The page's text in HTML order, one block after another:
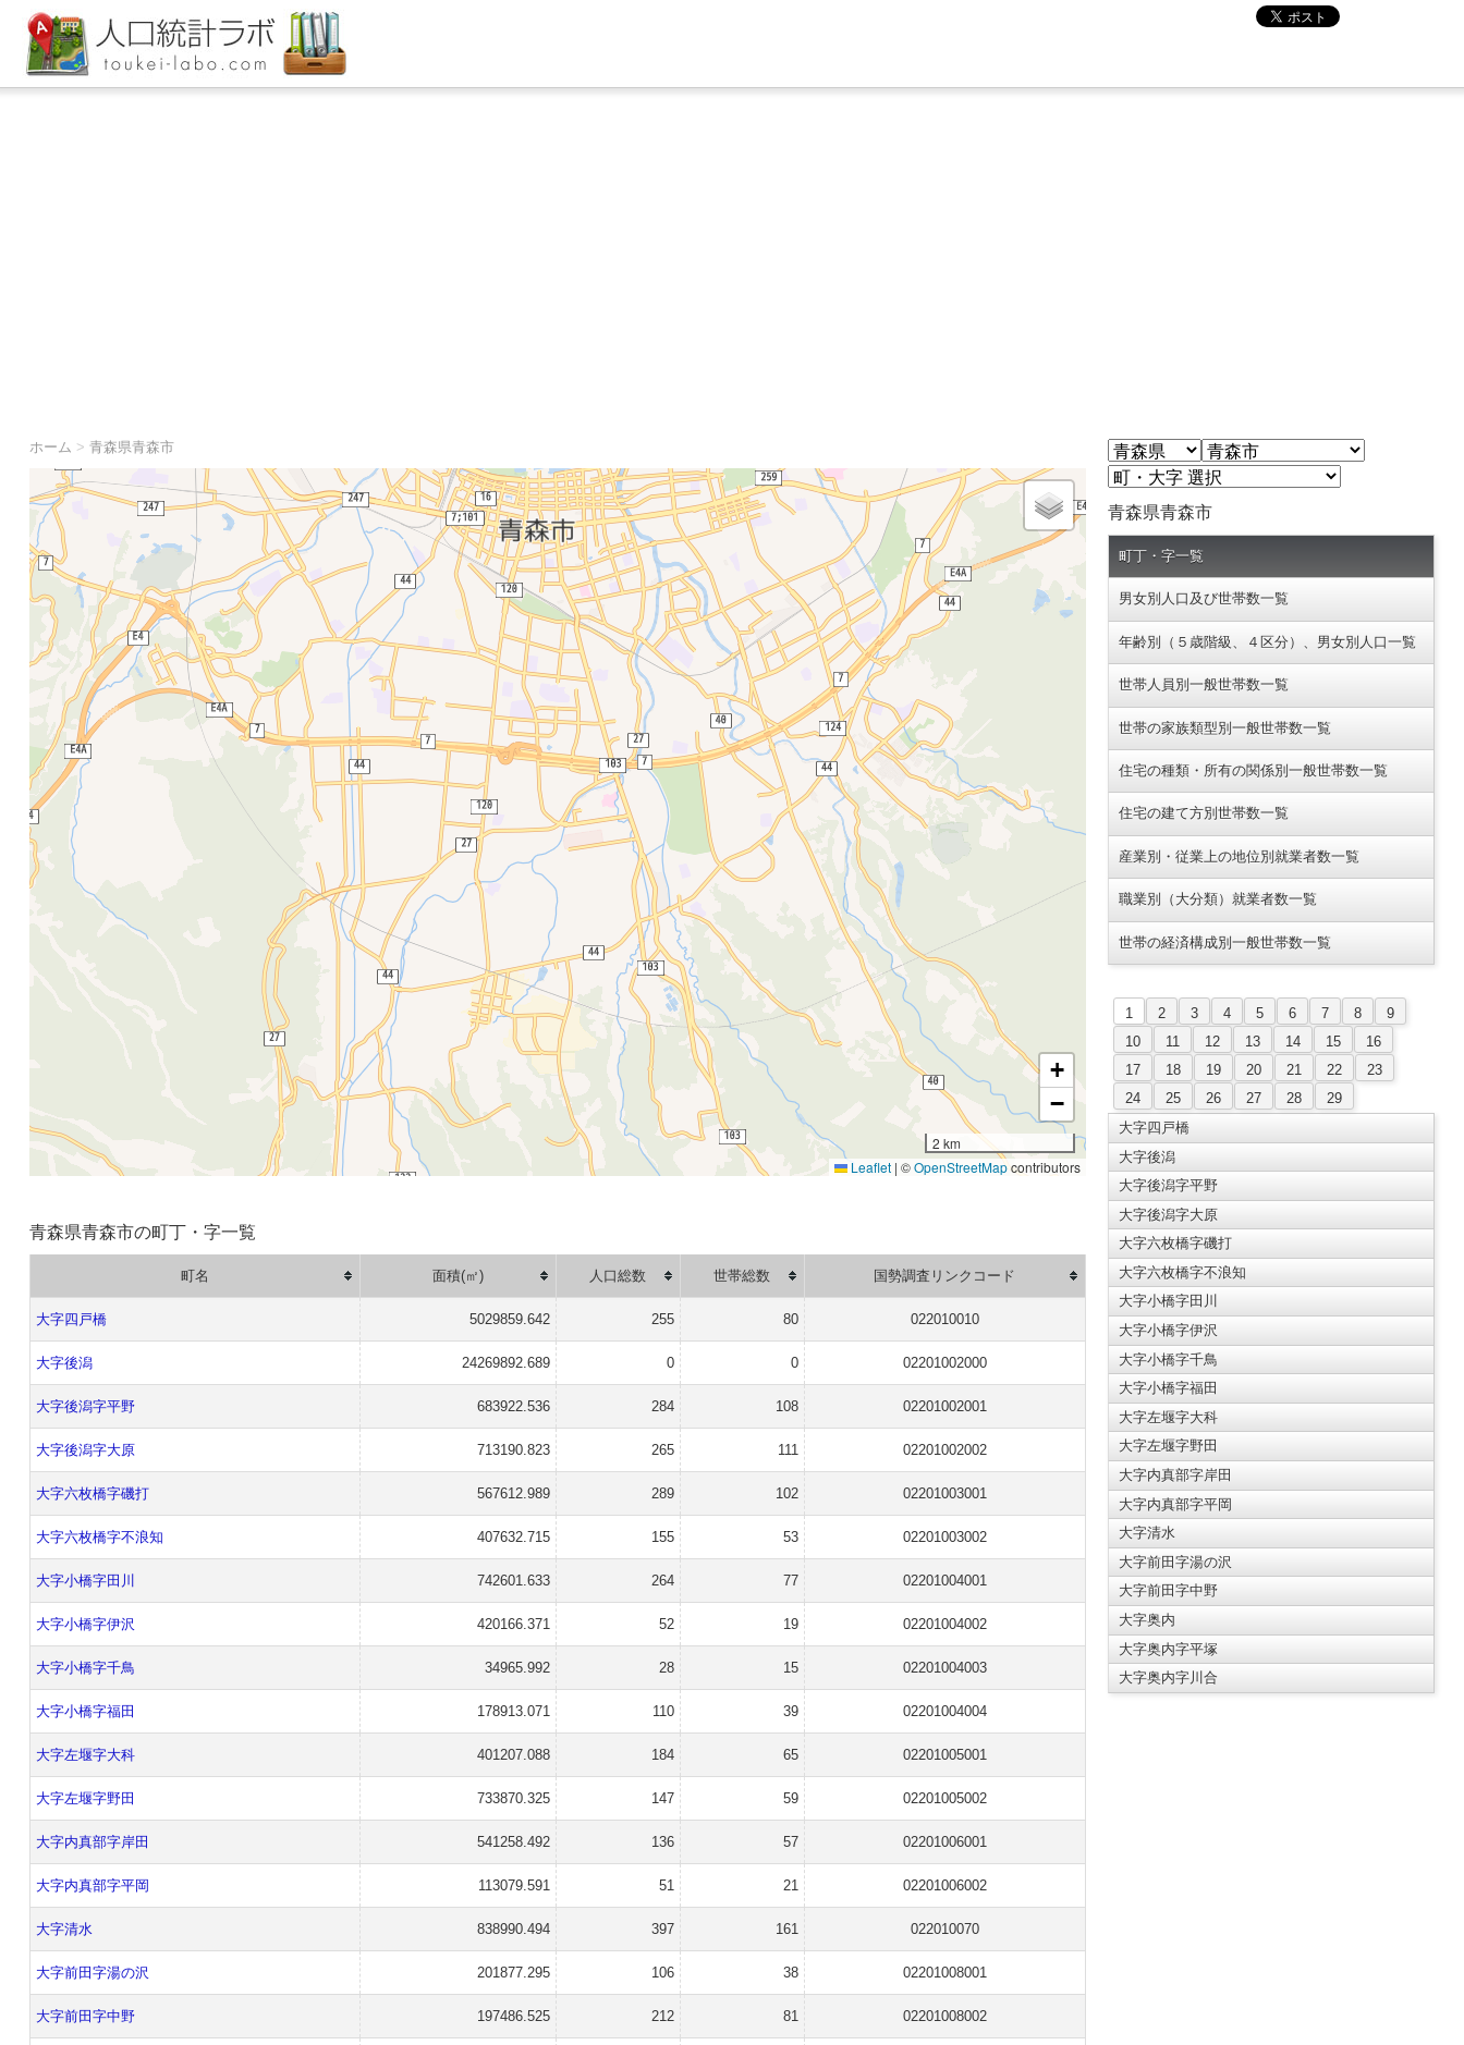
ホーム > 青森県青森市
+
−
2 km
Leaflet | ©OpenStreetMapcontributors
青森県青森市の町丁・字一覧
町名 面積(㎡) 人口総数 世帯総数 国勢調査リンクコード
大字四戸橋 5029859.642 255 80 022010010
大字後潟 24269892.689 0 0 02201002000
大字後潟字平野 683922.536 284 108 02201002001
大字後潟字大原 713190.823 265 111 02201002002
大字六枚橋字磯打 567612.989 289 102 02201003001
大字六枚橋字不浪知 407632.715 155 53 02201003002
大字小橋字田川 742601.633 264 77 02201004001
大字小橋字伊沢 420166.371 52 19 02201004002
大字小橋字千鳥 34965.992 28 15 02201004003
大字小橋字福田 178913.071 110 39 02201004004
大字左堰字大科 401207.088 184 65 02201005001
大字左堰字野田 733870.325 147 59 02201005002
大字内真部字岸田 541258.492 136 57 02201006001
大字内真部字平岡 113079.591 51 21 02201006002
大字清水 838990.494 397 161 022010070
大字前田字湯の沢 201877.295 106 38 02201008001
大字前田字中野 197486.525 212 81 02201008002
青森県青森市
町丁・字一覧
男女別人口及び世帯数一覧
年齢別（５歳階級、４区分）、男女別人口一覧
世帯人員別一般世帯数一覧
世帯の家族類型別一般世帯数一覧
住宅の種類・所有の関係別一般世帯数一覧
住宅の建て方別世帯数一覧
産業別・従業上の地位別就業者数一覧
職業別（大分類）就業者数一覧
世帯の経済構成別一般世帯数一覧
1 2 3 4 5 6 7 8
9
10
11 12 13 14 15
16
17
18 19 20 21 22
23
24
25 26 27 28
29
大字四戸橋
大字後潟
大字後潟字平野
大字後潟字大原
大字六枚橋字磯打
大字六枚橋字不浪知
大字小橋字田川
大字小橋字伊沢
大字小橋字千鳥
大字小橋字福田
大字左堰字大科
大字左堰字野田
大字内真部字岸田
大字内真部字平岡
大字清水
大字前田字湯の沢
大字前田字中野
大字奥内
大字奥内字平塚
大字奥内字川合